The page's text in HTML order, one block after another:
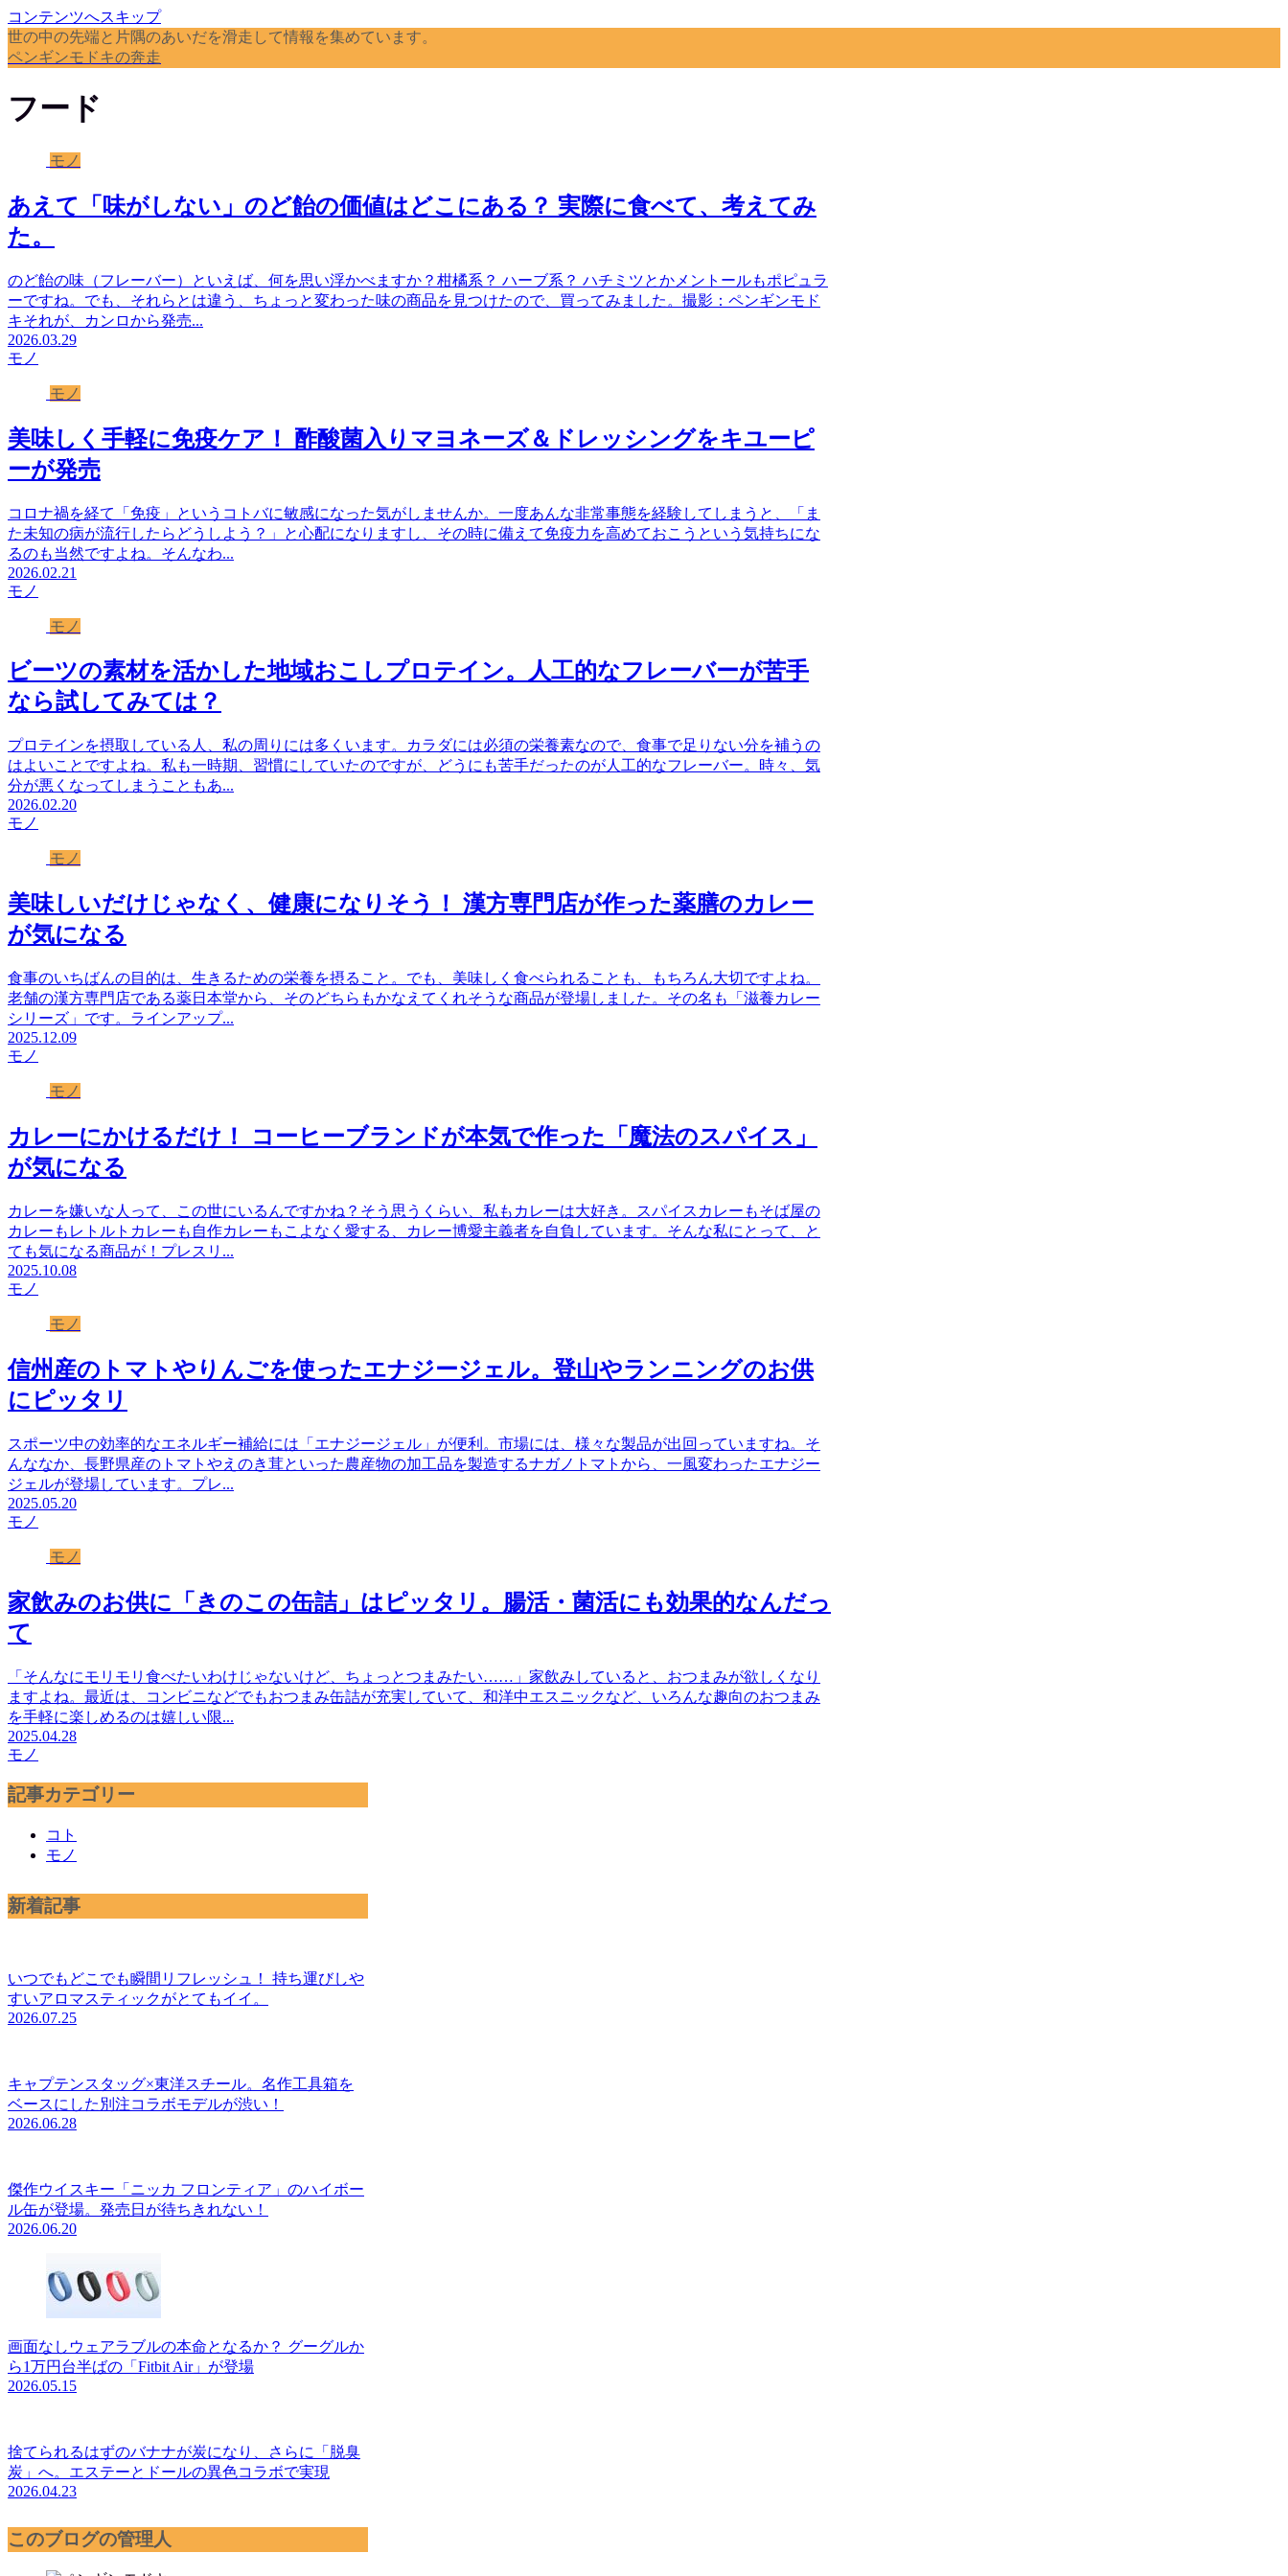
コンテンツへスキップ
世の中の先端と片隅のあいだを滑走して情報を集めています。
ペンギンモドキの奔走
フード
モノ
あえて「味がしない」のど飴の価値はどこにある？ 実際に食べて、考えてみ
た。
のど飴の味（フレーバー）といえば、何を思い浮かべますか？柑橘系？ ハーブ系？ ハチミツとかメントールもポピュラ
ーですね。でも、それらとは違う、ちょっと変わった味の商品を見つけたので、買ってみました。撮影：ペンギンモド
キそれが、カンロから発売...
2026.03.29
モノ
モノ
美味しく手軽に免疫ケア！ 酢酸菌入りマヨネーズ＆ドレッシングをキユーピ
ーが発売
コロナ禍を経て「免疫」というコトバに敏感になった気がしませんか。一度あんな非常事態を経験してしまうと、「ま
た未知の病が流行したらどうしよう？」と心配になりますし、その時に備えて免疫力を高めておこうという気持ちにな
るのも当然ですよね。そんなわ...
2026.02.21
モノ
モノ
ビーツの素材を活かした地域おこしプロテイン。人工的なフレーバーが苦手
なら試してみては？
プロテインを摂取している人、私の周りには多くいます。カラダには必須の栄養素なので、食事で足りない分を補うの
はよいことですよね。私も一時期、習慣にしていたのですが、どうにも苦手だったのが人工的なフレーバー。時々、気
分が悪くなってしまうこともあ...
2026.02.20
モノ
モノ
美味しいだけじゃなく、健康になりそう！ 漢方専門店が作った薬膳のカレー
が気になる
食事のいちばんの目的は、生きるための栄養を摂ること。でも、美味しく食べられることも、もちろん大切ですよね。
老舗の漢方専門店である薬日本堂から、そのどちらもかなえてくれそうな商品が登場しました。その名も「滋養カレー
シリーズ」です。ラインアップ...
2025.12.09
モノ
モノ
カレーにかけるだけ！ コーヒーブランドが本気で作った「魔法のスパイス」
が気になる
カレーを嫌いな人って、この世にいるんですかね？そう思うくらい、私もカレーは大好き。スパイスカレーもそば屋の
カレーもレトルトカレーも自作カレーもこよなく愛する、カレー博愛主義者を自負しています。そんな私にとって、と
ても気になる商品が！プレスリ...
2025.10.08
モノ
モノ
信州産のトマトやりんごを使ったエナジージェル。登山やランニングのお供
にピッタリ
スポーツ中の効率的なエネルギー補給には「エナジージェル」が便利。市場には、様々な製品が出回っていますね。そ
んななか、長野県産のトマトやえのき茸といった農産物の加工品を製造するナガノトマトから、一風変わったエナジー
ジェルが登場しています。プレ...
2025.05.20
モノ
モノ
家飲みのお供に「きのこの缶詰」はピッタリ。腸活・菌活にも効果的なんだっ
て
「そんなにモリモリ食べたいわけじゃないけど、ちょっとつまみたい……」家飲みしていると、おつまみが欲しくなり
ますよね。最近は、コンビニなどでもおつまみ缶詰が充実していて、和洋中エスニックなど、いろんな趣向のおつまみ
を手軽に楽しめるのは嬉しい限...
2025.04.28
モノ
記事カテゴリー
コト
モノ
新着記事
いつでもどこでも瞬間リフレッシュ！ 持ち運びしや
すいアロマスティックがとてもイイ。
2026.07.25
キャプテンスタッグ×東洋スチール。名作工具箱を
ベースにした別注コラボモデルが渋い！
2026.06.28
傑作ウイスキー「ニッカ フロンティア」のハイボー
ル缶が登場。発売日が待ちきれない！
2026.06.20
画面なしウェアラブルの本命となるか？ グーグルか
ら1万円台半ばの「Fitbit Air」が登場
2026.05.15
捨てられるはずのバナナが炭になり、さらに「脱臭
炭」へ。エステーとドールの異色コラボで実現
2026.04.23
このブログの管理人